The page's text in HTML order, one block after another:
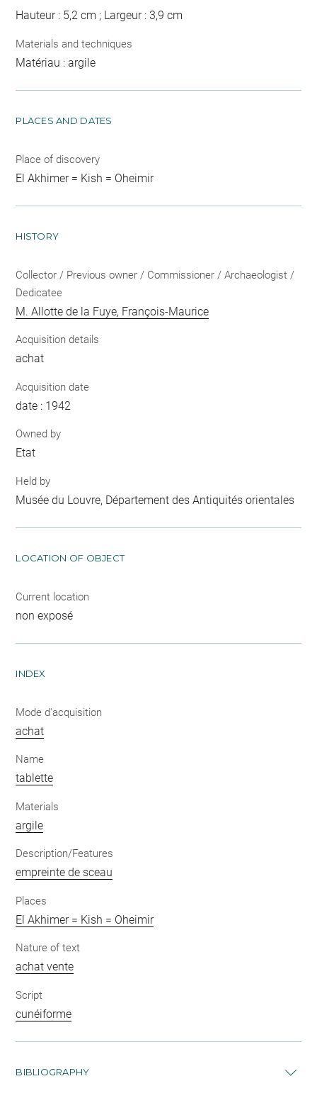
Hauteur : 5,2 cm ; Largeur : 3,9 cm
Materials and techniques
Matériau : argile
PLACES AND DATES
Place of discovery
El Akhimer = Kish = Oheimir
HISTORY
Collector / Previous owner / Commissioner / Archaeologist /
Dedicatee
M. Allotte de la Fuye, François-Maurice
Acquisition details
achat
Acquisition date
date : 1942
Owned by
Etat
Held by
Musée du Louvre, Département des Antiquités orientales
LOCATION OF OBJECT
Current location
non exposé
INDEX
Mode d'acquisition
achat
Name
tablette
Materials
argile
Description/Features
empreinte de sceau
Places
El Akhimer = Kish = Oheimir
Nature of text
achat vente
Script
cunéiforme
BIBLIOGRAPHY